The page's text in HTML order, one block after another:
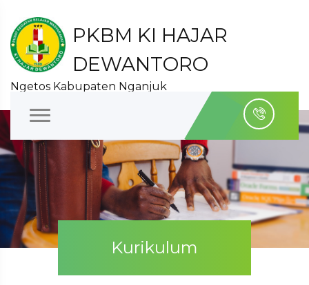
PKBM KI HAJAR
DEWANTORO
Ngetos Kabupaten Nganjuk
Kurikulum